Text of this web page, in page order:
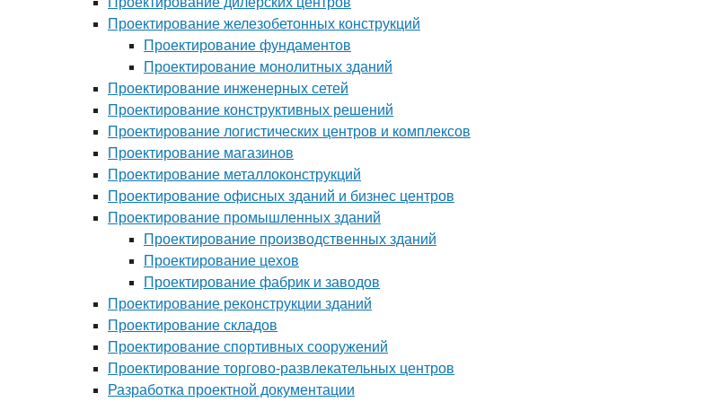
Проектирование железобетонных конструкций
Проектирование фундаментов
Проектирование монолитных зданий
Проектирование инженерных сетей
Проектирование конструктивных решений
Проектирование логистических центров и комплексов
Проектирование магазинов
Проектирование металлоконструкций
Проектирование офисных зданий и бизнес центров
Проектирование промышленных зданий
Проектирование производственных зданий
Проектирование цехов
Проектирование фабрик и заводов
Проектирование реконструкции зданий
Проектирование складов
Проектирование спортивных сооружений
Проектирование торгово-развлекательных центров
Разработка проектной документации